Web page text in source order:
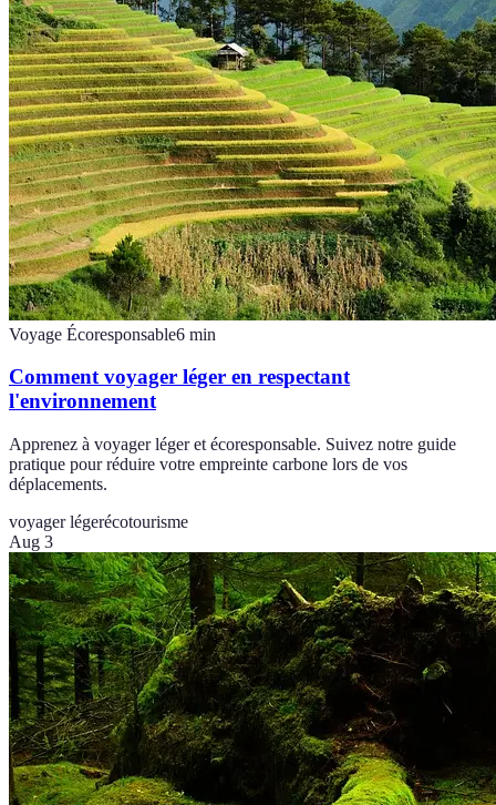
Voyage Écoresponsable6 min
Comment voyager léger en respectant
l'environnement
Apprenez à voyager léger et écoresponsable. Suivez notre guide
pratique pour réduire votre empreinte carbone lors de vos
déplacements.
voyager légerécotourisme
Aug 3